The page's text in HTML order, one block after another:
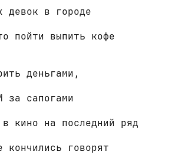
девок в городе
пойти выпить кофе
деньгами,
за сапогами
кино на последний ряд
кончились говорят